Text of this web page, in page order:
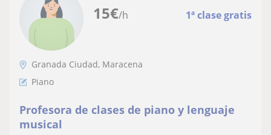
15€/h 1ª clase gratis
Granada Ciudad, Maracena
Piano
Profesora de clases de piano y lenguaje
musical